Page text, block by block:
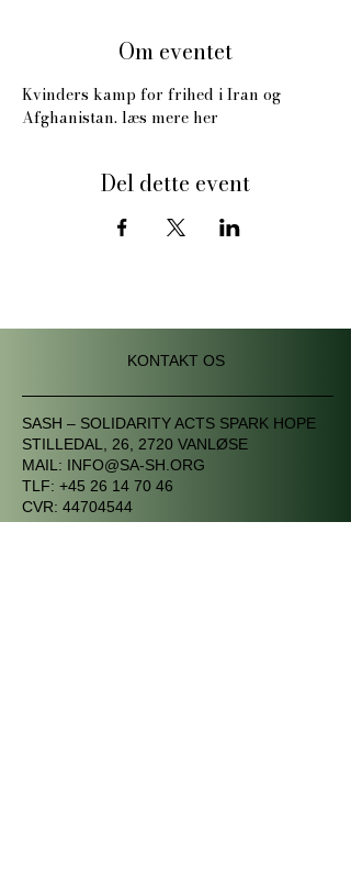
Om eventet
Kvinders kamp for frihed i Iran og
Afghanistan. læs mere her
Del dette event
KONTAKT OS
SASH – SOLIDARITY ACTS SPARK HOPE
STILLEDAL, 26, 2720 VANLØSE
MAIL: INFO@SA-SH.ORG
TLF: +45 26 14 70 46
CVR: 44704544